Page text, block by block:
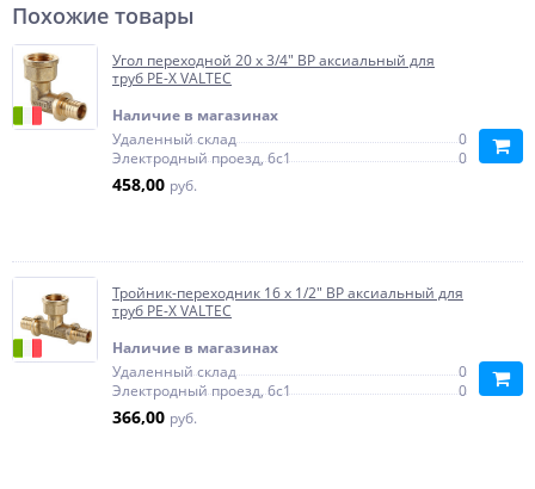
Похожие товары
Угол переходной 20 x 3/4" ВР аксиальный для
труб PE-X VALTEC
Наличие в магазинах
Удаленный склад
0
Электродный проезд, 6с1
0
458,00 руб.
Тройник-переходник 16 x 1/2" ВР аксиальный для
труб PE-X VALTEC
Наличие в магазинах
Удаленный склад
0
Электродный проезд, 6с1
0
366,00 руб.